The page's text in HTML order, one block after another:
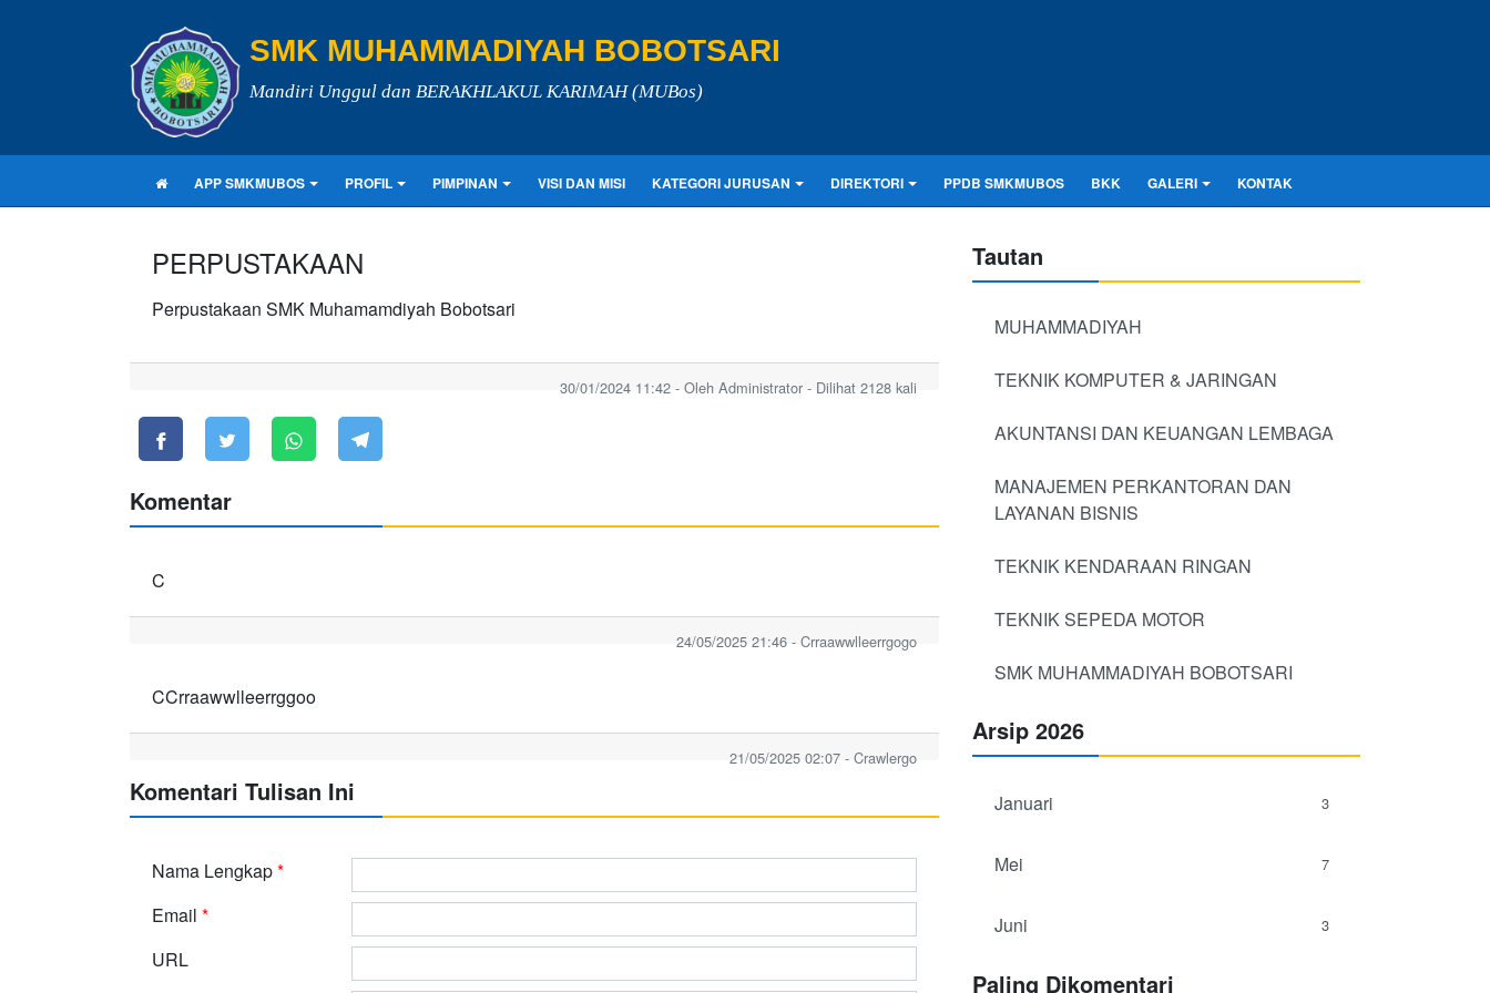
SMK MUHAMMADIYAH BOBOTSARI
Mandiri Unggul dan BERAKHLAKUL KARIMAH (MUBos)
APP SMKMUBOS PROFIL PIMPINAN VISI DAN MISI KATEGORI JURUSAN DIREKTORI PPDB SMKMUBOS BKK GALERI KONTAK
PERPUSTAKAAN
Perpustakaan SMK Muhamamdiyah Bobotsari
30/01/2024 11:42 - Oleh Administrator - Dilihat 2128 kali
Komentar
C
24/05/2025 21:46 - Crraawwlleerrgogo
CCrraawwlleerrggoo
21/05/2025 02:07 - Crawlergo
Komentari Tulisan Ini
Nama Lengkap*
Email *
URL
Tautan
MUHAMMADIYAH
TEKNIK KOMPUTER & JARINGAN
AKUNTANSI DAN KEUANGAN LEMBAGA
MANAJEMEN PERKANTORAN DAN
LAYANAN BISNIS
TEKNIK KENDARAAN RINGAN
TEKNIK SEPEDA MOTOR
SMK MUHAMMADIYAH BOBOTSARI
Arsip 2026
Januari 3
Mei 7
Juni 3
Paling Dikomentari